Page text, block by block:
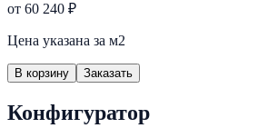
от 60 240 ₽
Цена указана за м2
В корзину Заказать
Конфигуратор